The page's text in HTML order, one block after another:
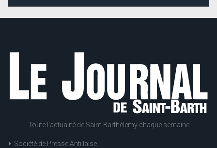
Toute l'actualité de Saint-Barthélemy chaque semaine
Société de Presse Antillaise